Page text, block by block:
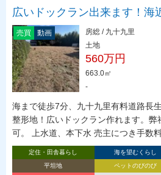
広いドックラン出来ます！海
売買 動画
房総 / 九十九里
土地
560万円
663.0㎡
-
海まで徒歩7分、九十九里有料道路長
整形地！広いドックラン作れます。弊
可。 上水道、本下水 売主につき手数
定住・田舎暮らし 海を望むくらし
平坦地
ペットのびのび